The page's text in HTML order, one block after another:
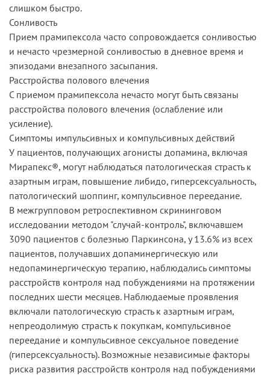
слишком быстро.
Сонливость
Прием прамипексола часто сопровождается сонливостью
и нечасто чрезмерной сонливостью в дневное время и
эпизодами внезапного засыпания.
Расстройства полового влечения
С приемом прамипексола нечасто могут быть связаны
расстройства полового влечения (ослабление или
усиление).
Симптомы импульсивных и компульсивных действий
У пациентов, получающих агонисты допамина, включая
Мирапекс®, могут наблюдаться патологическая страсть к
азартным играм, повышение либидо, гиперсексуальность,
патологический шоппинг, компульсивное переедание.
В межгрупповом ретроспективном скрининговом
исследовании методом "случай-контроль", включавшем
3090 пациентов с болезнью Паркинсона, у 13.6% из всех
пациентов, получавших допаминергическую или
недопаминергическую терапию, наблюдались симптомы
расстройств контроля над побуждениями на протяжении
последних шести месяцев. Наблюдаемые проявления
включали патологическую страсть к азартным играм,
непреодолимую страсть к покупкам, компульсивное
переедание и компульсивное сексуальное поведение
(гиперсексуальность). Возможные независимые факторы
риска развития расстройств контроля над побуждениями